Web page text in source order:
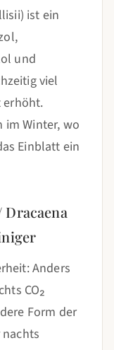
ist ein
und
viel
erhöht.
im Winter, wo
Einblatt ein
Dracaena
Anders
CO₂
Form der
nachts